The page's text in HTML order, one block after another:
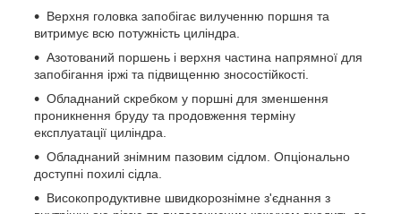
Верхня головка запобігає вилученню поршня та
витримує всю потужність циліндра.
Азотований поршень і верхня частина напрямної для
запобігання іржі та підвищенню зносостійкості.
Обладнаний скребком у поршні для зменшення
проникнення бруду та продовження терміну
експлуатації циліндра.
Обладнаний знімним пазовим сідлом. Опціонально
доступні похилі сідла.
Високопродуктивне швидкорознімне з'єднання з